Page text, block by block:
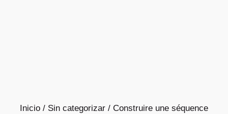
Inicio / Sin categorizar / Construire une séquence